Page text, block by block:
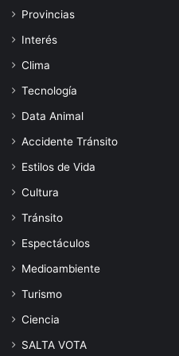
Provincias
Interés
Clima
Tecnología
Data Animal
Accidente Tránsito
Estilos de Vida
Cultura
Tránsito
Espectáculos
Medioambiente
Turismo
Ciencia
SALTA VOTA